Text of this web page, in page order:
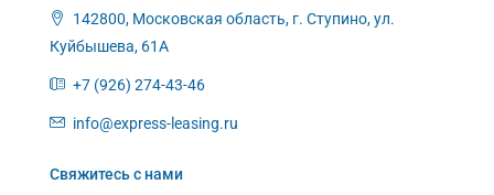
142800, Московская область, г. Ступино, ул.
Куйбышева, 61А
+7 (926) 274-43-46
info@express-leasing.ru
Свяжитесь с нами